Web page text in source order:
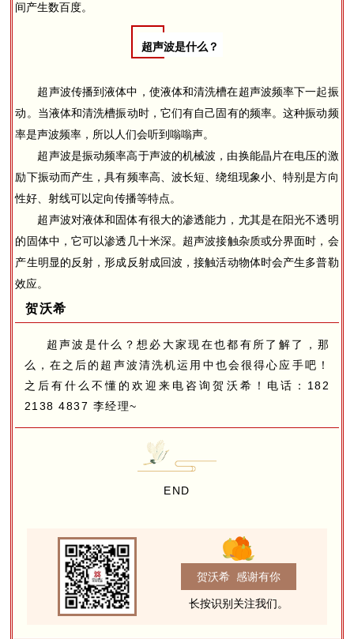
间产生数百度。
超声波是什么？
超声波传播到液体中，使液体和清洗槽在超声波频率下一起振
动。当液体和清洗槽振动时，它们有自己固有的频率。这种振动频
率是声波频率，所以人们会听到嗡嗡声。
超声波是振动频率高于声波的机械波，由换能晶片在电压的激
励下振动而产生，具有频率高、波长短、绕组现象小、特别是方向
性好、射线可以定向传播等特点。
超声波对液体和固体有很大的渗透能力，尤其是在阳光不透明
的固体中，它可以渗透几十米深。超声波接触杂质或分界面时，会
产生明显的反射，形成反射成回波，接触活动物体时会产生多普勒
效应。
贺沃希
超声波是什么？想必大家现在也都有所了解了，那
么，在之后的超声波清洗机运用中也会很得心应手吧！
之后有什么不懂的欢迎来电咨询贺沃希！电话：182
2138 4837 李经理~
END
贺沃希 感谢有你
长按识别关注我们。